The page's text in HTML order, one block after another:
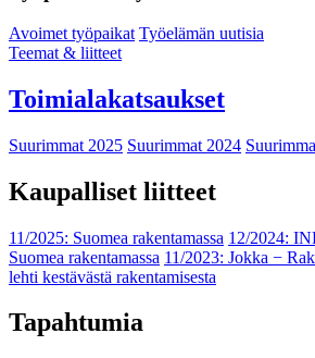
Avoimet työpaikat Työelämän uutisia
Teemat & liitteet
Toimialakatsaukset
Suurimmat 2025 Suurimmat 2024
Kaupalliset liitteet
11/2025: Suomea rakentamassa 12/2024:
Suomea rakentamassa 11/2023: Jokka −
lehti kestävästä rakentamisesta
Tapahtumia